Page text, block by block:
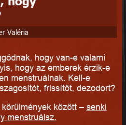
Valéria
hogy van-e valami
hogy az emberek érzik-e
menstruálnak. Kell-e
frissítőt, dezodort?
között – senki
menstruálsz.